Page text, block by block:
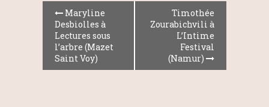
Maryline
Desbiolles à
Lectures sous
l’arbre (Mazet
Saint Voy)
Timothée
Zourabichvili à
L’Intime
Festival
(Namur)